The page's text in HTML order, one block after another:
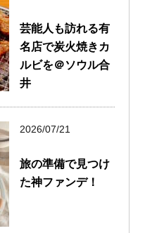
芸能人も訪れる有
名店で炭火焼きカ
ルビを＠ソウル合
井
2026/07/21
旅の準備で見つけ
た神ファンデ！